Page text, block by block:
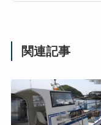
関連記事